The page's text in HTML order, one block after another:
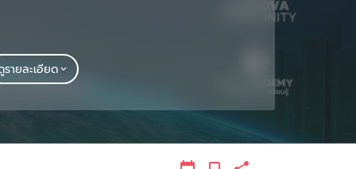
รายละเอียด